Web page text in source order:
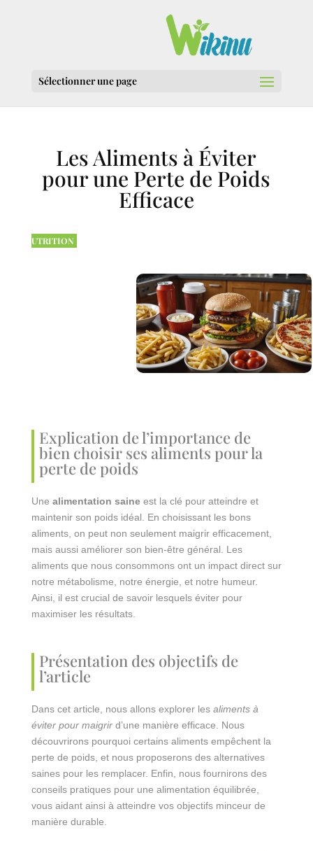
Sélectionner une page
Les Aliments à Éviter
pour une Perte de Poids
Efficace
UTRITION
Explication de l’importance de
bien choisir ses aliments pour la
perte de poids
Une alimentation saineest la clé pour atteindre et
maintenir son poids idéal. En choisissant les bons
aliments, on peut non seulement maigrir efficacement,
mais aussi améliorer son bien-être général. Les
aliments que nous consommons ont un impact direct sur
notre métabolisme, notre énergie, et notre humeur.
Ainsi, il est crucial de savoir lesquels éviter pour
maximiser les résultats.
Présentation des objectifs de
l’article
Dans cet article, nous allons explorer les aliments à
éviter pour maigrird’une manière efficace. Nous
découvrirons pourquoi certains aliments empêchent la
perte de poids, et nous proposerons des alternatives
saines pour les remplacer. Enfin, nous fournirons des
conseils pratiques pour une alimentation équilibrée,
vous aidant ainsi à atteindre vos objectifs minceur de
manière durable.